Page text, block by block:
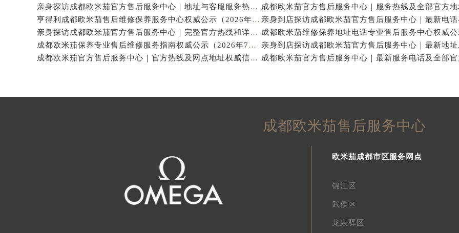
亲身探访成都欧米茄官方售后服务中心｜地址与客服服务热线（2026年7月最新）
亨得利成都欧米茄售后维修保养服务中心权威公示（2026年7月最新）
亲身探访成都欧米茄官方售后服务中心｜完整官方热线和详细地址（2026年7月最新）
成都欧米茄保养专业售后维修服务指南权威公示（2026年7月最新）
成都欧米茄官方售后服务中心｜官方热线及网点地址权威信息公示（2026年7月最新）
成都欧米茄售后服务中心
欧米茄成都市区服务网点
锦江区
武侯区
龙泉驿区